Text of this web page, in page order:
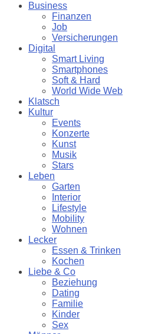
Business
Finanzen
Job
Versicherungen
Digital
Smart Living
Smartphones
Soft & Hard
World Wide Web
Klatsch
Kultur
Events
Konzerte
Kunst
Musik
Stars
Leben
Garten
Interior
Lifestyle
Mobility
Wohnen
Lecker
Essen & Trinken
Kochen
Liebe & Co
Beziehung
Dating
Familie
Kinder
Sex